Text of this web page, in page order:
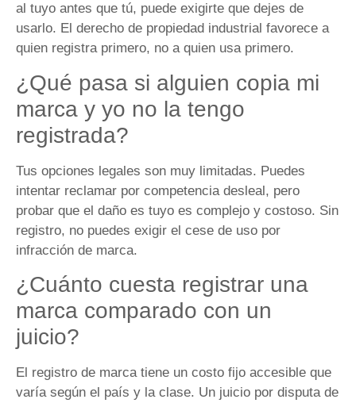
al tuyo antes que tú, puede exigirte que dejes de
usarlo. El derecho de propiedad industrial favorece a
quien registra primero, no a quien usa primero.
¿Qué pasa si alguien copia mi
marca y yo no la tengo
registrada?
Tus opciones legales son muy limitadas. Puedes
intentar reclamar por competencia desleal, pero
probar que el daño es tuyo es complejo y costoso. Sin
registro, no puedes exigir el cese de uso por
infracción de marca.
¿Cuánto cuesta registrar una
marca comparado con un
juicio?
El registro de marca tiene un costo fijo accesible que
varía según el país y la clase. Un juicio por disputa de